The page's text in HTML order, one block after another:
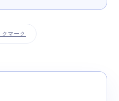
マーク